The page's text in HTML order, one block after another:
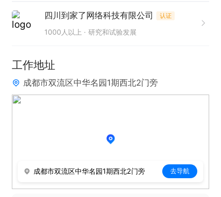
2. 拥有良好的沟通能力与人际交往技巧，能够与客户
建立长期稳定的信任关系。
供准确、专业的信息与服务。
4. 具有较强的学习能力与适应能力，能够快速掌握房
产市场变化及产品特点。
四川到家了网络科技有限公司 认证
1000人以上 研究和试验发展
工作地址
成都市双流区中华名园1期西北2门旁
成都市双流区中华名园1期西北2门旁 去导航